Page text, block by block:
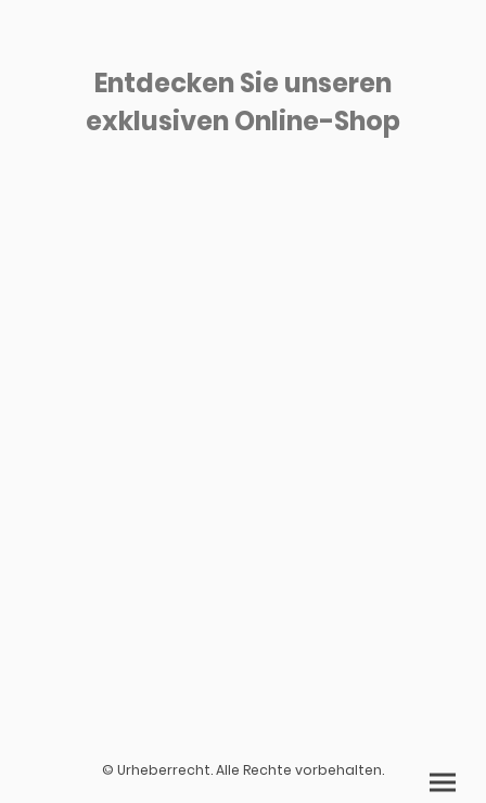
Entdecken Sie unseren
exklusiven Online-Shop
© Urheberrecht. Alle Rechte vorbehalten.